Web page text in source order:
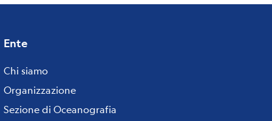
Footer
menu
Ente
Chi siamo
Organizzazione
Sezione di Oceanografia